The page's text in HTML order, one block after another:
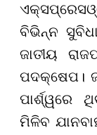
ବିଭିନ୍ନ
ଜାତୀୟ
ପଦକ୍ଷେପ।
ପାର୍ଶ୍ୱରେ
ମିଳିବ